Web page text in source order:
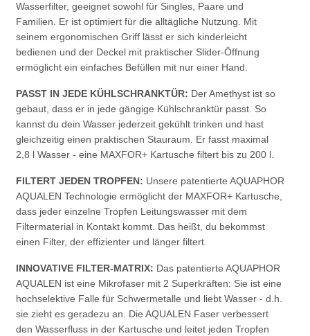
Wasserfilter, geeignet sowohl für Singles, Paare und
Familien. Er ist optimiert für die alltägliche Nutzung. Mit
seinem ergonomischen Griff lässt er sich kinderleicht
bedienen und der Deckel mit praktischer Slider-Öffnung
ermöglicht ein einfaches Befüllen mit nur einer Hand.
PASST IN JEDE KÜHLSCHRANKTÜR: Der Amethyst ist so
gebaut, dass er in jede gängige Kühlschranktür passt. So
kannst du dein Wasser jederzeit gekühlt trinken und hast
gleichzeitig einen praktischen Stauraum. Er fasst maximal
2,8 l Wasser - eine MAXFOR+ Kartusche filtert bis zu 200 l.
FILTERT JEDEN TROPFEN: Unsere patentierte AQUAPHOR
AQUALEN Technologie ermöglicht der MAXFOR+ Kartusche,
dass jeder einzelne Tropfen Leitungswasser mit dem
Filtermaterial in Kontakt kommt. Das heißt, du bekommst
einen Filter, der effizienter und länger filtert.
INNOVATIVE FILTER-MATRIX: Das patentierte AQUAPHOR
AQUALEN ist eine Mikrofaser mit 2 Superkräften: Sie ist eine
hochselektive Falle für Schwermetalle und liebt Wasser - d.h.
sie zieht es geradezu an. Die AQUALEN Faser verbessert
den Wasserfluss in der Kartusche und leitet jeden Tropfen